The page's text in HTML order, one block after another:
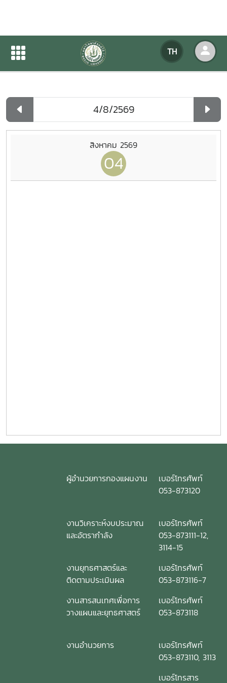
TH
ปฏิทินกิจกรรมของหน่วยงาน
ปฏิทินกิจกรรมของหน่วยงาน
สิงหาคม 2569
04
ผู้อำนวยการกองแผนงาน
เบอร์โทรศัพท์
053-873120
งานวิเคราะห์งบประมาณ
และอัตรากำลัง
เบอร์โทรศัพท์
053-873111-12,
3114-15
งานยุทธศาสตร์และ
ติดตามประเมินผล
เบอร์โทรศัพท์
053-873116-7
งานสารสนเทศเพื่อการ
วางแผนและยุทธศาสตร์
เบอร์โทรศัพท์
053-873118
งานอำนวยการ
เบอร์โทรศัพท์
053-873110, 3113
เบอร์โทรสาร